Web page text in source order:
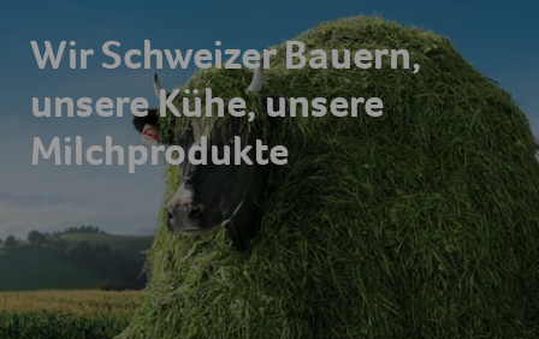
Wir Schweizer Bauern,
unsere Kühe, unsere
Milchprodukte